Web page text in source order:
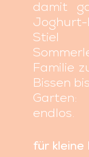
damit
Joghurt-
Stiel
Familie
Bissen
Garten:
endlos.
für